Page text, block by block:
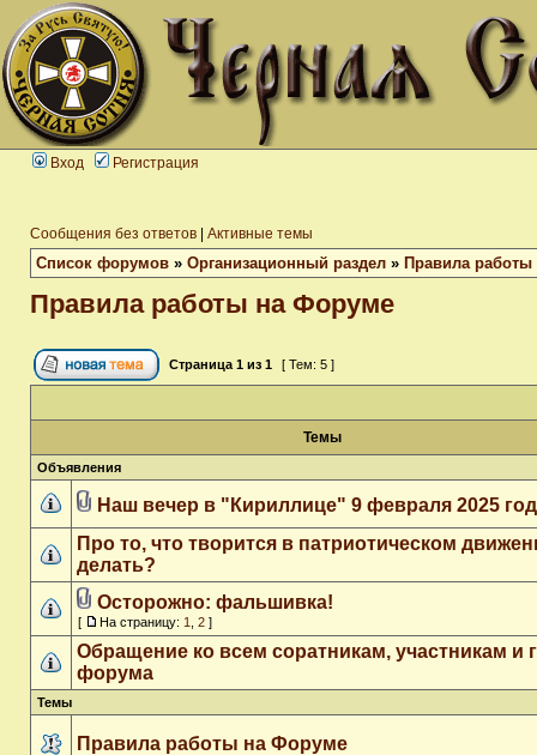
Вход Регистрация
Сообщения без ответов Активные темы
Список форумов » Организационный раздел » Правила
Правила работы на Форуме
Страница 1 из 1 [ Тем: 5 ]
Темы
Объявления
Наш вечер в "Кириллице" 9 февраля 2025
Про то, что творится в патриотическом
делать?
Осторожно: фальшивка!
[ На страницу: 1 2 ]
Обращение ко всем соратникам, участникам и
форума
Темы
Правила работы на Форуме